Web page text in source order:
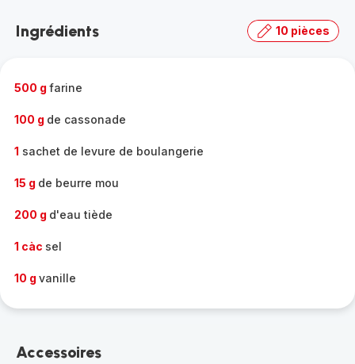
gamme
Ingrédients 10 pièces
500 g farine
100 g de cassonade
1 sachet de levure de boulangerie
15 g de beurre mou
200 g d'eau tiède
1 càc sel
10 g vanille
Accessoires